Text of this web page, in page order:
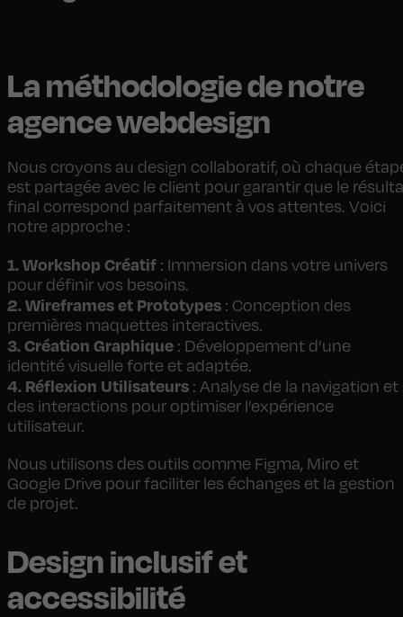
exigences du digital.
La méthodologie de notre
agence webdesign
Nous croyons au design collaboratif, où chaque
est partagée avec le client pour garantir que le
final correspond parfaitement à vos attentes. Voici
notre approche :
1. Workshop Créatif : Immersion dans votre univers
pour définir vos besoins.
2. Wireframes et Prototypes : Conception des
premières maquettes interactives.
3. Création Graphique : Développement d’une
identité visuelle forte et adaptée.
4. Réflexion Utilisateurs : Analyse de la navigation et
des interactions pour optimiser l’expérience
utilisateur.
Nous utilisons des outils comme Figma, Miro et
Google Drive pour faciliter les échanges et la gestion
de projet.
Design inclusif et
accessibilité